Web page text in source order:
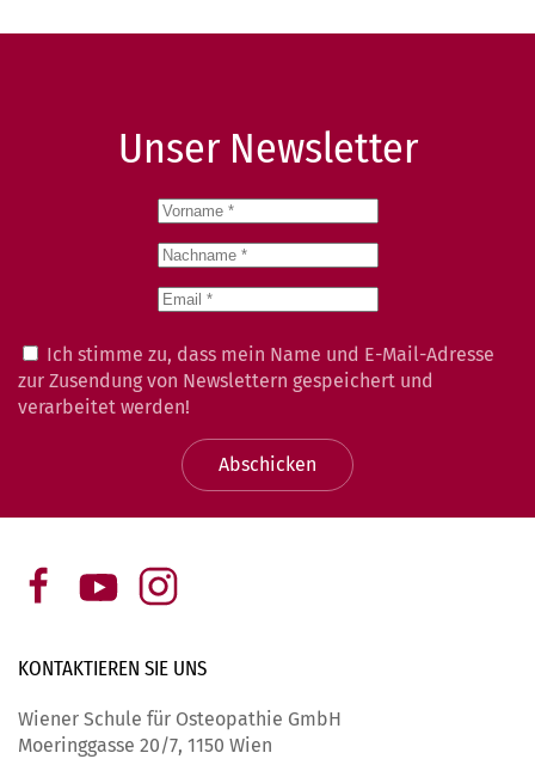
Unser Newsletter
Ich stimme zu, dass mein Name und E-Mail-Adresse
zur Zusendung von Newslettern gespeichert und
verarbeitet werden!
Abschicken
KONTAKTIEREN SIE UNS
Wiener Schule für Osteopathie GmbH
Moeringgasse 20/7, 1150 Wien